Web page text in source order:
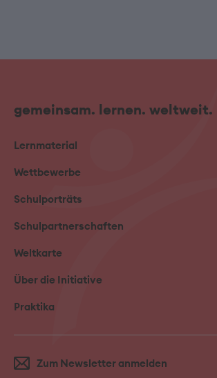
gemeinsam. lernen. weltweit.
Lernmaterial
Wettbewerbe
Schulporträts
Schulpartnerschaften
Weltkarte
Über die Initiative
Praktika
Zum Newsletter anmelden